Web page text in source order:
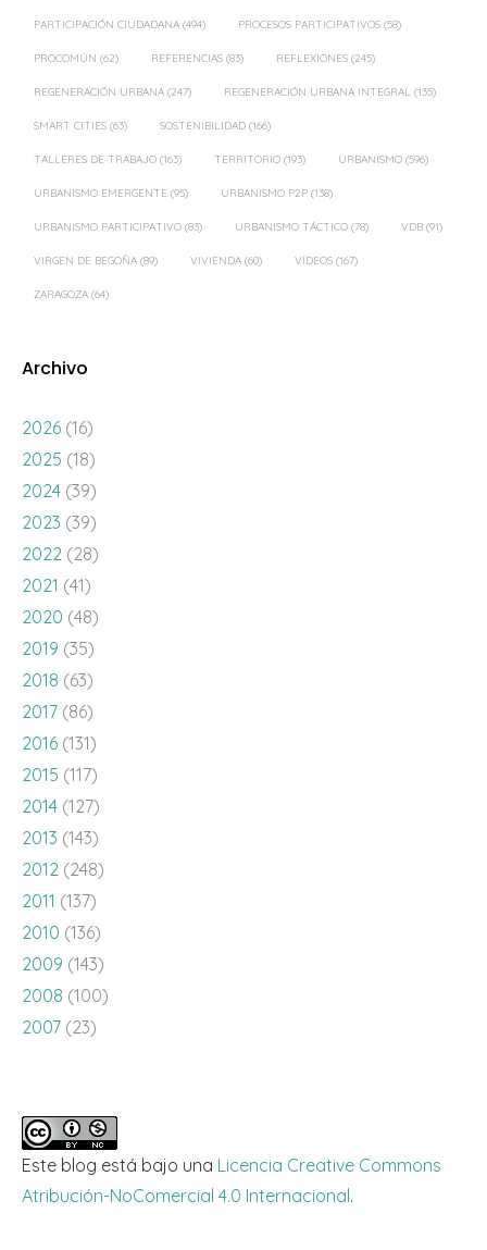
PARTICIPACIÓN CIUDADANA (494) PROCESOS PARTICIPATIVOS (58)
PROCOMÚN (62) REFERENCIAS (83) REFLEXIONES (245)
REGENERACIÓN URBANA (247) REGENERACIÓN URBANA INTEGRAL (135)
SMART CITIES (63) SOSTENIBILIDAD (166)
TALLERES DE TRABAJO (163) TERRITORIO (193) URBANISMO (596)
URBANISMO EMERGENTE (95) URBANISMO P2P (138)
URBANISMO PARTICIPATIVO (83) URBANISMO TÁCTICO (78) VDB (91)
VIRGEN DE BEGOÑA (89) VIVIENDA (60) VÍDEOS (167)
ZARAGOZA (64)
Archivo
2026 (16)
2025 (18)
2024 (39)
2023 (39)
2022 (28)
2021 (41)
2020 (48)
2019 (35)
2018 (63)
2017 (86)
2016 (131)
2015 (117)
2014 (127)
2013 (143)
2012 (248)
2011 (137)
2010 (136)
2009 (143)
2008 (100)
2007 (23)
Este blog está bajo una Licencia Creative Commons
Atribución-NoComercial 4.0 Internacional.